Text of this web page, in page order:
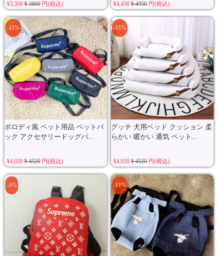
¥3,360 ¥ 3860円(税込) ¥4,450¥ 4950円(税込)
ポロディ風 ペット用品 ペットバ
ック アクセサリードッグバ...
-11%
¥4,020 ¥ 4520円(税込)
グッチ 犬用ベッド クッション 柔
らかい 暖かい 通気 ペット...
-11%
¥4,020¥ 4520円(税込)
-9% -11%